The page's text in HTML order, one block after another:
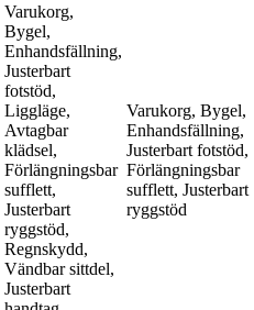
Varukorg,
Bygel,
Enhandsfällning,
Justerbart
fotstöd,
Liggläge,
Avtagbar
klädsel,
Förlängningsbar
sufflett,
Justerbart
ryggstöd,
Regnskydd,
Vändbar sittdel,
Justerbart
Varukorg, Bygel,
Enhandsfällning,
Justerbart fotstöd,
Förlängningsbar
sufflett, Justerbart
ryggstöd